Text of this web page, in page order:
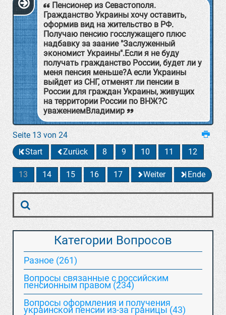
Пенсионер из Севастополя.
Гражданство Украины хочу оставить,
оформив вид на жительство в РФ.
Получаю пенсию госслужащего плюс
надбавку за заание "Заслуженный
экономист Украины".Если я не буду
получать гражданство России, будет ли у
меня пенсия меньше?А если Украины
выйдет из СНГ, отменят ли пенсии в
России для граждан Украины, живущих
на территории России по ВНЖ?С
уважениемВладимир
Seite 13 von 24
Start
Zurück 8 9 10 11 12
13 14 15 16 17 Weiter Ende
Категории Вопросов
Разное (261)
Вопросы связанные с российским
пенсионным правом (234)
Вопросы оформления и получения
украинской пенсии из-за границы (43)